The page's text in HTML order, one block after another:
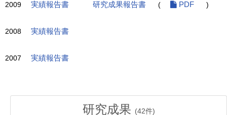
2009 実績報告書 研究成果報告書 ( PDF )
2008 実績報告書
2007 実績報告書
研究成果 (42件)